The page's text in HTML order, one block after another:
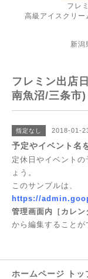
フレ
高級アイスクリー
新潟
フレミン出店
南魚沼/三条市)
指定なし 2018-01-
予定やイベント名
定休日やイベント
ょう。
このサンプルは、
https://
管理画面内［カレン
から編集することが
ホームページ トッ